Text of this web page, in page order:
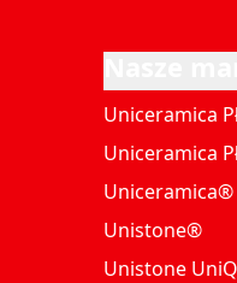
Uniceramica
Uniceramica
Uniceramica®
Unistone®
Unistone